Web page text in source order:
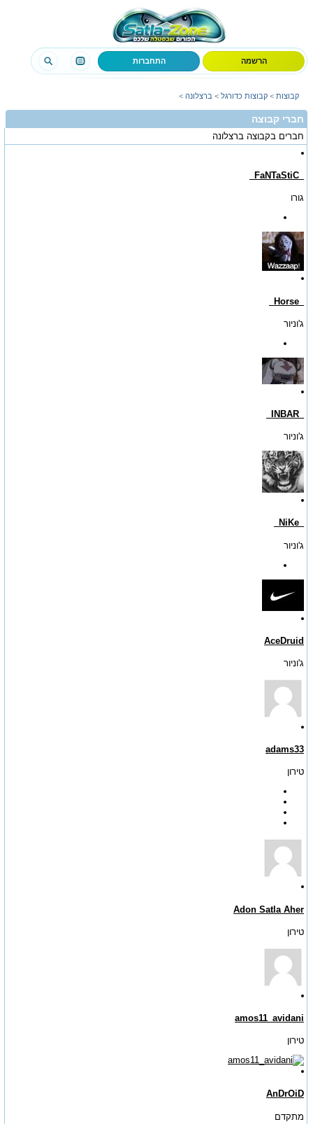
הרשמה התחברות
קבוצות > קבוצות כדורגל > ברצלונה >
חברי קבוצה
חברים בקבוצה ברצלונה
גורו
ג'וניור
ג'וניור
ג'וניור
AceDruid
ג'וניור
adams33
טירון
Adon Satla Aher
טירון
amos11_avidani
טירון
AnDrOiD
מתקדם